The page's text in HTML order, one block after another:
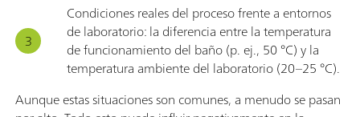
Condiciones reales del proceso frente a entornos
de laboratorio: la diferencia entre la temperatura
de funcionamiento del baño (p. ej., 50 °C) y la
temperatura ambiente del laboratorio (20–25 °C).
Aunque estas situaciones son comunes, a menudo se pasan